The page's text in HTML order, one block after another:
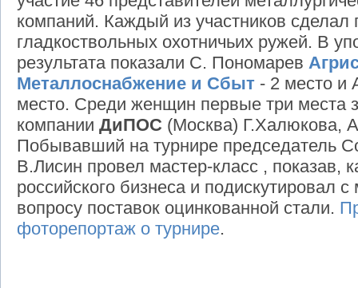
компаний. Каждый из участников сделал
гладкоствольных охотничьих ружей. В
результата показали С. Пономарев
Металлоснабжение и Сбыт - 2 место и
место. Среди женщин первые три места
компании ДиПОС (Москва) Г.Халюкова,
Побывавший на турнире председатель
В.Лисин провел мастер-класс , показав,
российского бизнеса и подискутировал
вопросу поставок оцинкованной стали.
фоторепортаж о турнире.